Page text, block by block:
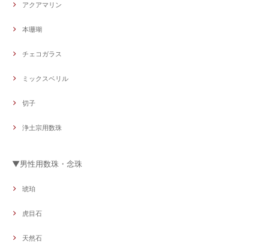
アクアマリン
本珊瑚
チェコガラス
ミックスベリル
切子
浄土宗用数珠
▼男性用数珠・念珠
琥珀
虎目石
天然石